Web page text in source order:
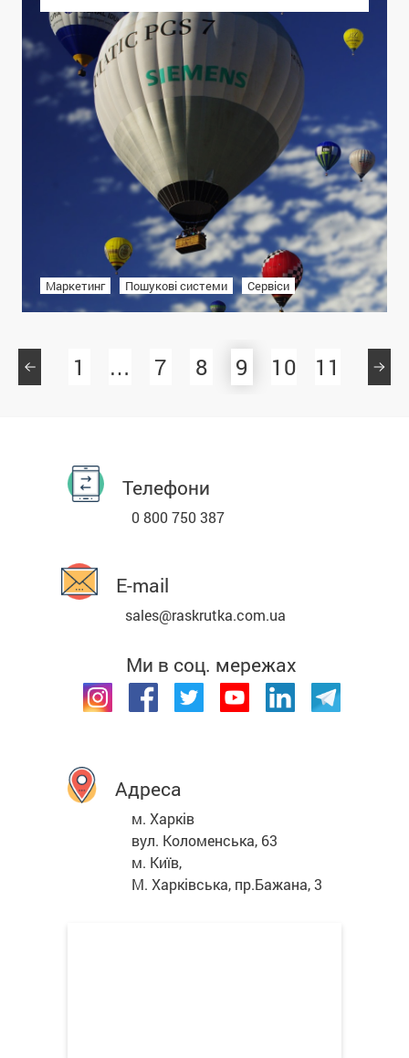
Маркетинг Пошукові системи Сервіси
1 … 7 8 9 10 11
Телефони
0 800 750 387
E-mail
sales@raskrutka.com.ua
Ми в соц. мережах
Адреса
м. Харків
вул. Коломенська, 63
м. Київ,
М. Харківська, пр.Бажана, 3